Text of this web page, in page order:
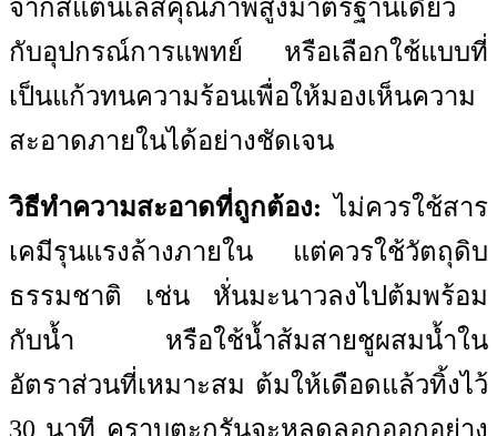
จากสแตนเลสคุณภาพสูงมาตรฐานเดียว
กับอุปกรณ์การแพทย์ หรือเลือกใช้แบบที่
เป็นแก้วทนความร้อนเพื่อให้มองเห็นความ
สะอาดภายในได้อย่างชัดเจน
วิธีทำความสะอาดที่ถูกต้อง: ไม่ควรใช้สาร
เคมีรุนแรงล้างภายใน แต่ควรใช้วัตถุดิบ
ธรรมชาติ เช่น หั่นมะนาวลงไปต้มพร้อม
กับน้ำ หรือใช้น้ำส้มสายชูผสมน้ำใน
อัตราส่วนที่เหมาะสม ต้มให้เดือดแล้วทิ้งไว้
30 นาที คราบตะกรันจะหลุดลอกออกอย่าง